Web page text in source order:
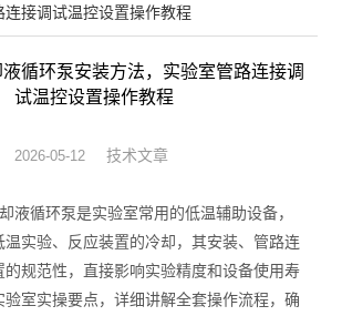
釜
釜
体机
连接调试温控设置操作教程
循环泵安装方法，实验室管路连接调
试温控设置操作教程
2026-05-12 技术文章
循环泵是实验室常用的低温辅助设备，
温实验、反应装置的冷却，其安装、管路连
的规范性，直接影响实验精度和设备使用寿
验室实操要点，详细讲解全套操作流程，确